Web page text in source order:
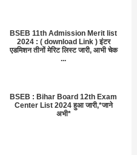
BSEB 11th Admission Merit list
2024 : ( download Link ) इंटर
एडमिशन तीनों मेरिट लिस्ट जारी, आभी चेक
...
BSEB : Bihar Board 12th Exam
Center List 2024 हुआ जारी,*जाने
अभी*